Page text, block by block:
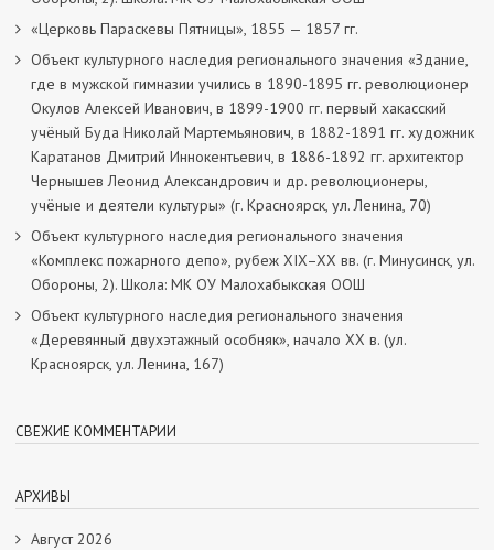
«Церковь Параскевы Пятницы», 1855 — 1857 гг.
Объект культурного наследия регионального значения «Здание,
где в мужской гимназии учились в 1890-1895 гг. революционер
Окулов Алексей Иванович, в 1899-1900 гг. первый хакасский
учёный Буда Николай Мартемьянович, в 1882-1891 гг. художник
Каратанов Дмитрий Иннокентьевич, в 1886-1892 гг. архитектор
Чернышев Леонид Александрович и др. революционеры,
учёные и деятели культуры» (г. Красноярск, ул. Ленина, 70)
Объект культурного наследия регионального значения
«Комплекс пожарного депо», рубеж XIX–XX вв. (г. Минусинск, ул.
Обороны, 2). Школа: МК ОУ Малохабыкская ООШ
Объект культурного наследия регионального значения
«Деревянный двухэтажный особняк», начало ХХ в. (ул.
Красноярск, ул. Ленина, 167)
СВЕЖИЕ КОММЕНТАРИИ
АРХИВЫ
Август 2026